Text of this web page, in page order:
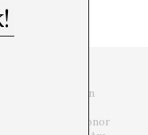
en darrer curs, un
boja per l’art sonor